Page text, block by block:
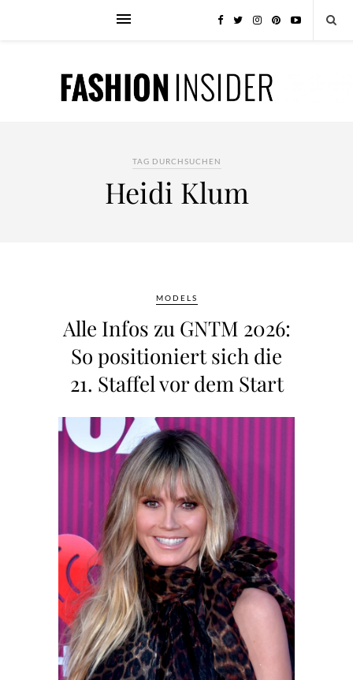
TAG DURCHSUCHEN
Heidi Klum
MODELS
Alle Infos zu GNTM 2026:
So positioniert sich die
21. Staffel vor dem Start